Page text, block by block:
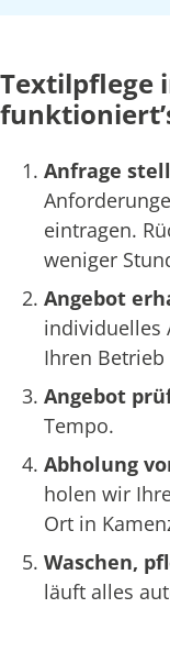
Textilpflege
Anfrage
eintragen.
weniger
Angebot
individuelles
Ihren Betrieb
Angebot
Tempo.
Abholung
holen wir
Ort in
Waschen,
läuft alles